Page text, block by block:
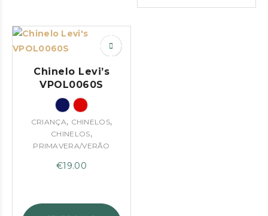
Chinelo Levi’s
VPOL0060S
CRIANÇA, CHINELOS,
CHINELOS,
PRIMAVERA/VERÃO
€19.00